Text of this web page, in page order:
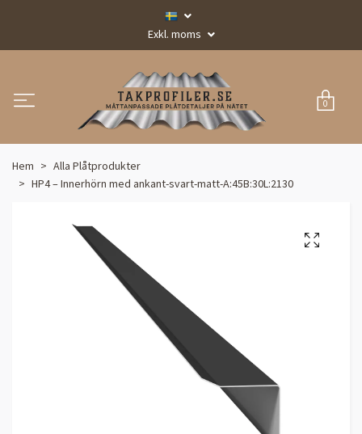
Exkl. moms
0
Hem
Alla Plåtprodukter
HP4 – Innerhörn med ankant-svart-matt-A:45B:30L:2130